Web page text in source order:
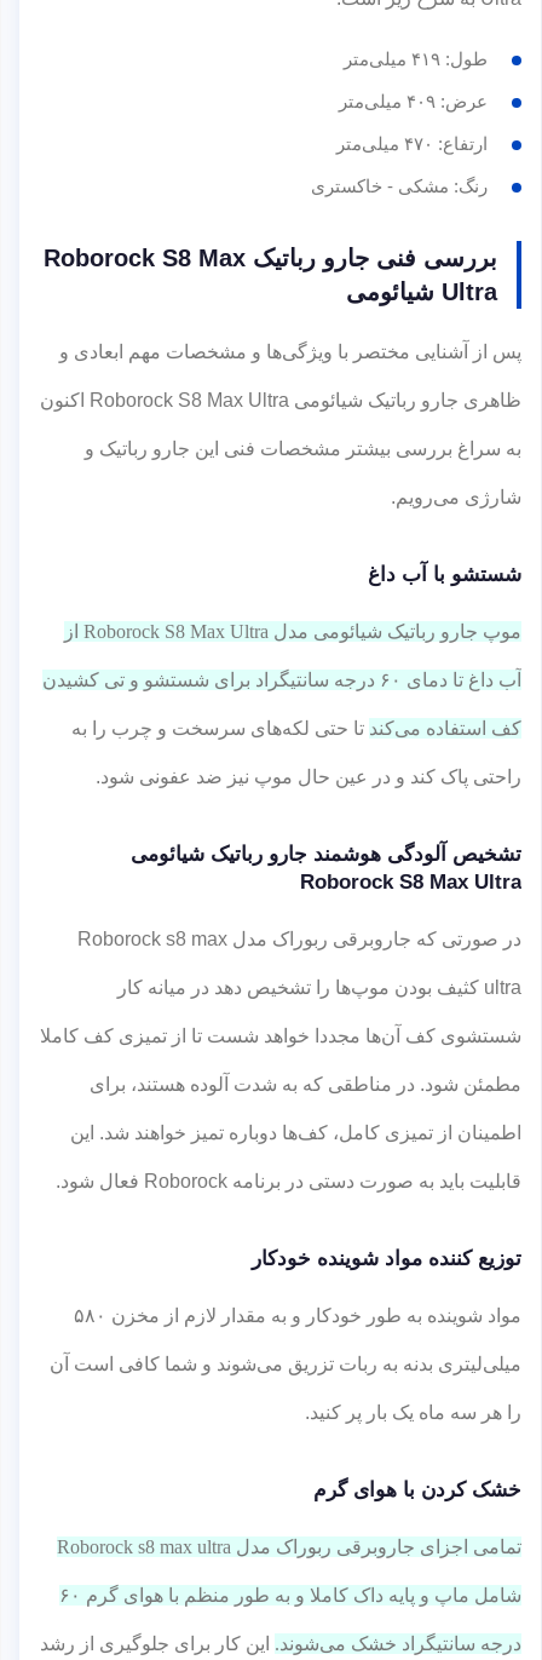
طول: ۴۱۹ میلی‌متر
عرض: ۴۰۹ میلی‌متر
ارتفاع: ۴۷۰ میلی‌متر
رنگ: مشکی - خاکستری
بررسی فنی جارو رباتیک Roborock S8 Max
Ultra شیائومی
پس از آشنایی مختصر با ویژگی‌ها و مشخصات مهم ابعادی و
ظاهری جارو رباتیک شیائومی Roborock S8 Max Ultra اکنون
به سراغ بررسی بیشتر مشخصات فنی این جارو رباتیک و
شارژی می‌رویم.
شستشو با آب داغ
موپ جارو رباتیک شیائومی مدل Roborock S8 Max Ultra از
آب داغ تا دمای ۶۰ درجه سانتیگراد برای شستشو و تی کشیدن
کف استفاده می‌کند تا حتی لکه‌های سرسخت و چرب را به
راحتی پاک کند و در عین حال موپ نیز ضد عفونی شود.
تشخیص آلودگی هوشمند جارو رباتیک شیائومی
Roborock S8 Max Ultra
در صورتی که جاروبرقی ربوراک مدل Roborock s8 max
ultra کثیف بودن موپ‌ها را تشخیص دهد در میانه کار
شستشوی کف آن‌ها مجددا خواهد شست تا از تمیزی کف کاملا
مطمئن شود. در مناطقی که به شدت آلوده هستند، برای
اطمینان از تمیزی کامل، کف‌ها دوباره تمیز خواهند شد. این
قابلیت باید به صورت دستی در برنامه Roborock فعال شود.
توزیع کننده مواد شوینده خودکار
مواد شوینده به طور خودکار و به مقدار لازم از مخزن ۵۸۰
میلی‌لیتری بدنه به ربات تزریق می‌شوند و شما کافی است آن
را هر سه ماه یک بار پر کنید.
خشک کردن با هوای گرم
تمامی اجزای جاروبرقی ربوراک مدل Roborock s8 max ultra
شامل ماپ و پایه داک کاملا و به طور منظم با هوای گرم ۶۰
درجه سانتیگراد خشک می‌شوند. این کار برای جلوگیری از رشد